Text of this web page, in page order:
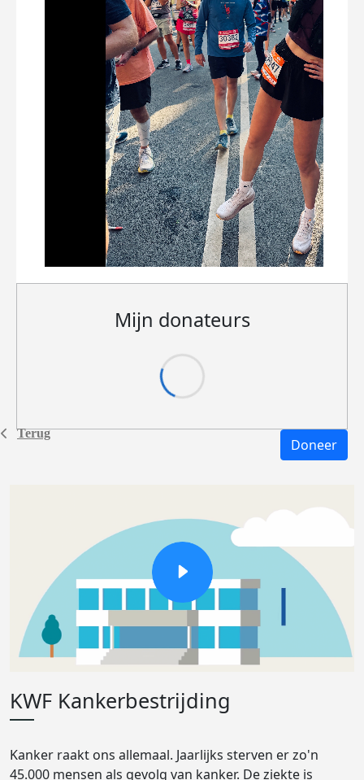
Terug
Mijn donateurs
Doneer
KWF Kankerbestrijding
Kanker raakt ons allemaal. Jaarlijks sterven er zo'n
45.000 mensen als gevolg van kanker. De ziekte is